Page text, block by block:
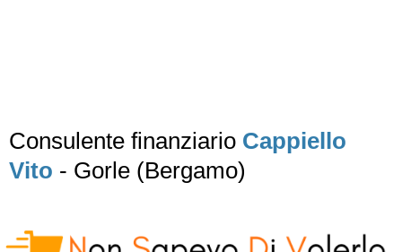
Consulente finanziario Cappiello
Vito - Gorle (Bergamo)